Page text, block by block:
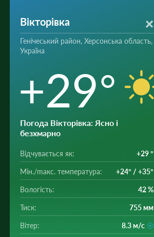
Вікторівка
Генічеський район, Херсонська область,
Україна
+29°
Погода Вікторівка: Ясно і
безхмарно
Відчувається як: +29 °
Мін./mакс. температура: +24° / +35°
Вологість: 42 %
Тиск: 755 мм
Вітер: 8.3 м/с